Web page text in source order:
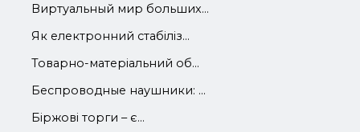
Виртуальный мир больших...
Як електронний стабіліз...
Товарно-матеріальний об...
Беспроводные наушники: ...
Біржові торги – є...